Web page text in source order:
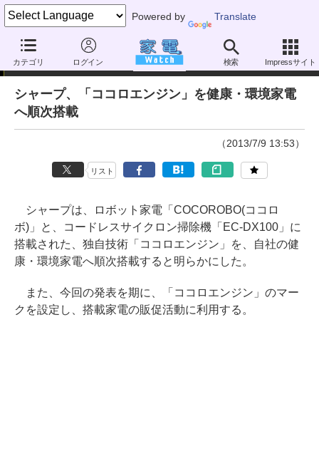
Powered by Translate
カテゴリ ログイン 検索 Impressサイト
ニュース
シャープ、「ココロエンジン」を健康・環境家電
へ順次搭載
（2013/7/9 13:53）
リスト
シャープは、ロボット家電「COCOROBO(ココロ
ボ)」と、コードレスサイクロン掃除機「EC-DX100」に
搭載された、独自技術「ココロエンジン」を、自社の健
康・環境家電へ順次搭載すると明らかにした。
また、今回の発表を期に、「ココロエンジン」のマー
クを設定し、搭載家電の販促活動に利用する。